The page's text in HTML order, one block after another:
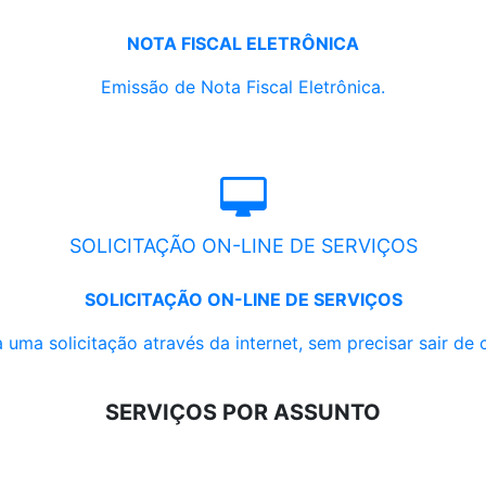
NOTA FISCAL ELETRÔNICA
Emissão de Nota Fiscal Eletrônica.
SOLICITAÇÃO ON-LINE DE SERVIÇOS
SOLICITAÇÃO ON-LINE DE SERVIÇOS
uma solicitação através da internet, sem precisar sair de
SERVIÇOS POR ASSUNTO